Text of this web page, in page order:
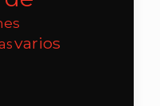
varios